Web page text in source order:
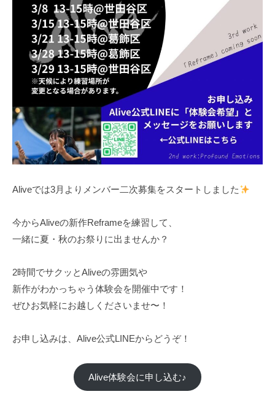
Aliveでは3月よりメンバー二次募集をスタートしました
今からAliveの新作Reframeを練習して、
一緒に夏・秋のお祭りに出ませんか？
2時間でサクッとAliveの雰囲気や
新作がわかっちゃう体験会を開催中です！
ぜひお気軽にお越しくださいませ〜！
お申し込みは、Alive公式LINEからどうぞ！
Alive体験会に申し込む♪